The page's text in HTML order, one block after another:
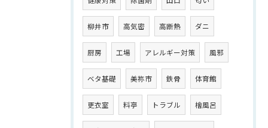
柳井市 高気密 高断熱 ダニ
厨房 工場 アレルギー対策 風邪
ベタ基礎 美祢市 鉄骨 体育館
更衣室 料亭 トラブル 檜風呂